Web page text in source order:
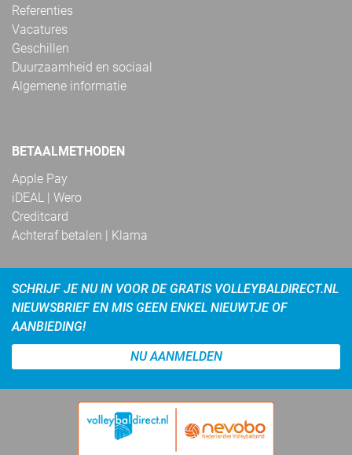
Referenties
Vacatures
Geschillen
Duurzaamheid en sociaal
Algemene informatie
BETAALMETHODEN
Apple Pay
iDEAL | Wero
Creditcard
Achteraf betalen | Klarna
SCHRIJF JE NU IN VOOR DE GRATIS VOLLEYBALDIRECT.NL
NIEUWSBRIEF EN MIS GEEN ENKEL NIEUWTJE OF
AANBIEDING!
NU AANMELDEN